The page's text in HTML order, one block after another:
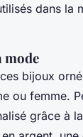
dans
mode
bijoux
ou femme.
grâce à